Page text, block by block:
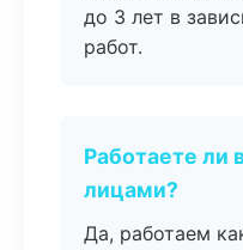
до 3 лет в
работ.
Работаете ли
лицами?
Да, работаем